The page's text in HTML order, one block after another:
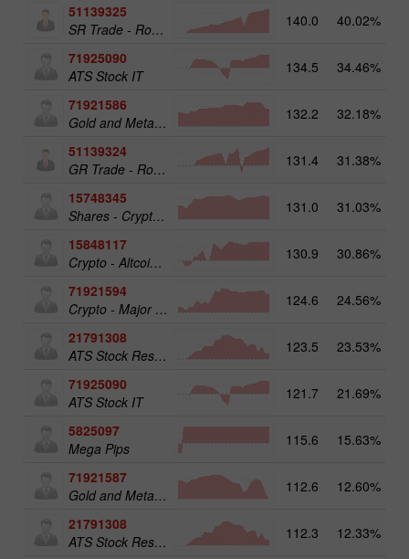
51139325
SR Trade - RoboTRADE24
140.0 40.02%
71925090
ATS Stock IT
134.5 34.46%
71921586
Gold and Metals 25
132.2 32.18%
51139324
GR Trade - RoboTRADE24
131.4 31.38%
15748345
Shares - Crypto 50
131.0 31.03%
15848117
Crypto - Altcoins 25
130.9 30.86%
71921594
Crypto - Major crypto 25
124.6 24.56%
21791308
ATS Stock Resources
123.5 23.53%
71925090
ATS Stock IT
121.7 21.69%
5825097
Mega Pips
115.6 15.63%
71921587
Gold and Metals 50
112.6 12.60%
21791308
ATS Stock Resources
112.3 12.33%